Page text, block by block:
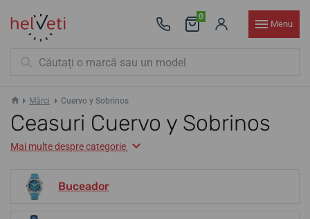
0
Menu
Mărci Cuervo y Sobrinos
Ceasuri Cuervo y Sobrinos
Mai multe despre categorie
Buceador